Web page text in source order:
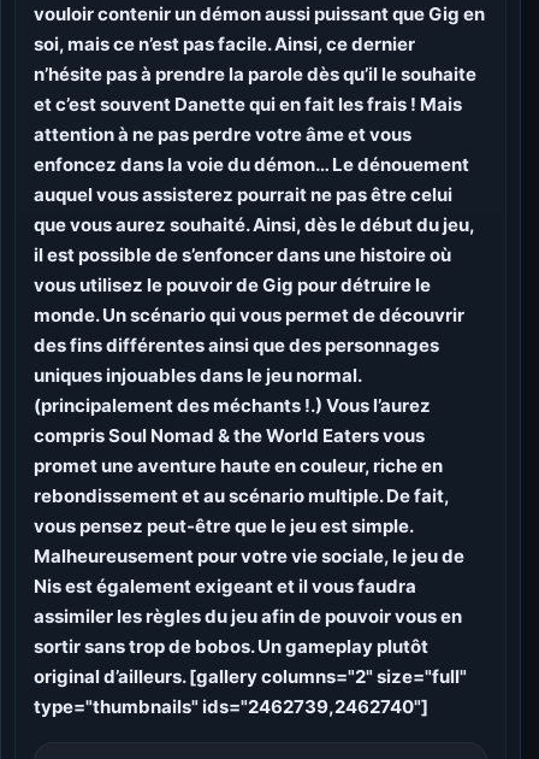
vouloir contenir un démon aussi puissant que Gig en
soi, mais ce n’est pas facile. Ainsi, ce dernier
n’hésite pas à prendre la parole dès qu’il le souhaite
et c’est souvent Danette qui en fait les frais ! Mais
attention à ne pas perdre votre âme et vous
enfoncez dans la voie du démon… Le dénouement
auquel vous assisterez pourrait ne pas être celui
que vous aurez souhaité. Ainsi, dès le début du jeu,
il est possible de s’enfoncer dans une histoire où
vous utilisez le pouvoir de Gig pour détruire le
monde. Un scénario qui vous permet de découvrir
des fins différentes ainsi que des personnages
uniques injouables dans le jeu normal.
(principalement des méchants !.) Vous l’aurez
compris Soul Nomad & the World Eaters vous
promet une aventure haute en couleur, riche en
rebondissement et au scénario multiple. De fait,
vous pensez peut-être que le jeu est simple.
Malheureusement pour votre vie sociale, le jeu de
Nis est également exigeant et il vous faudra
assimiler les règles du jeu afin de pouvoir vous en
sortir sans trop de bobos. Un gameplay plutôt
original d’ailleurs. [gallery columns="2" size="full"
type="thumbnails" ids="2462739,2462740"]